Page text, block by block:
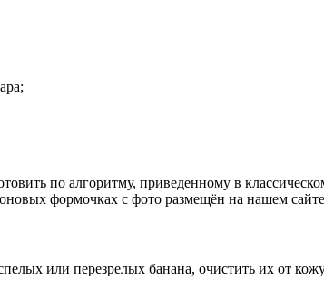
по алгоритму, приведенному в
формочках с фото размещён на нашем
или перезрелых банана, очистить их от